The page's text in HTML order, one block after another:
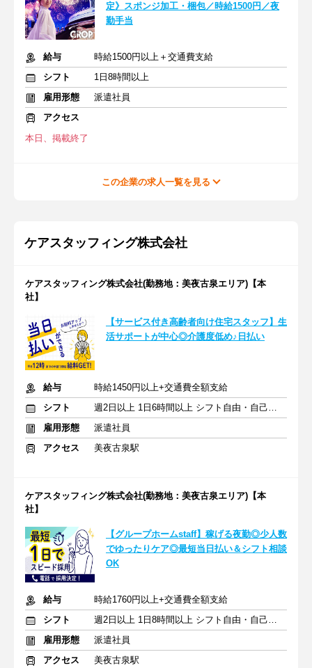
定》スポンジ加工・梱包／時給1500円／夜
勤手当
給与
時給1500円以上＋交通費支給
シフト
1日8時間以上
雇用形態
派遣社員
アクセス
本日、掲載終了
この企業の求人一覧を見る
ケアスタッフィング株式会社
ケアスタッフィング株式会社(勤務地：美夜古泉エリア)【本
社】
【サービス付き高齢者向け住宅スタッフ】生
活サポートが中心◎介護度低め♪日払い
給与
時給1450円以上+交通費全額支給
シフト
週2日以上 1日6時間以上 シフト自由・自己申告
雇用形態
派遣社員
アクセス
美夜古泉駅
ケアスタッフィング株式会社(勤務地：美夜古泉エリア)【本
社】
【グループホームstaff】稼げる夜勤◎少人数
でゆったりケア◎最短当日払い＆シフト相談
OK
給与
時給1760円以上+交通費全額支給
シフト
週2日以上 1日8時間以上 シフト自由・自己申告
雇用形態
派遣社員
アクセス
美夜古泉駅